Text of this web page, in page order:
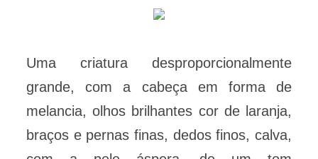
Uma criatura desproporcionalmente
grande, com a cabeça em forma de
melancia, olhos brilhantes cor de laranja,
braços e pernas finas, dedos finos, calva,